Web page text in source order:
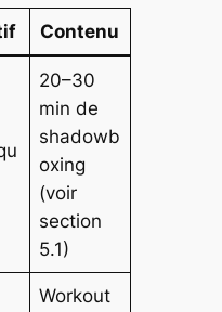
Contenu
20–30
min de
shadowb
oxing
(voir
section
5.1)
Workout